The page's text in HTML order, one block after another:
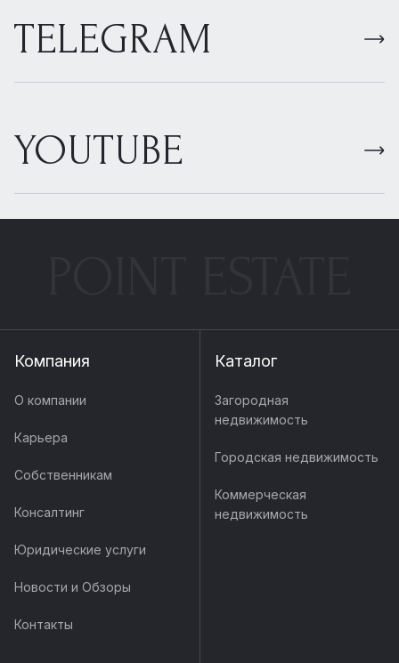
TELEGRAM
YOUTUBE
Компания
О компании
Карьера
Собственникам
Консалтинг
Юридические услуги
Новости и Обзоры
Контакты
Каталог
Загородная
недвижимость
Городская недвижимость
Коммерческая
недвижимость